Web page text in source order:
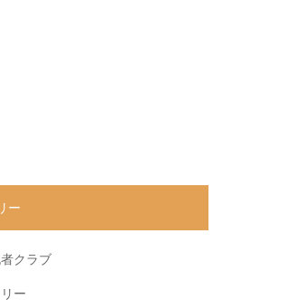
ー
クラブ
ー